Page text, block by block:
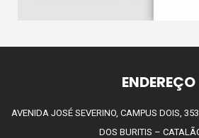
ENDEREÇO
AVENIDA JOSÉ SEVERINO, CAMPUS DOIS,
DOS BURITIS –